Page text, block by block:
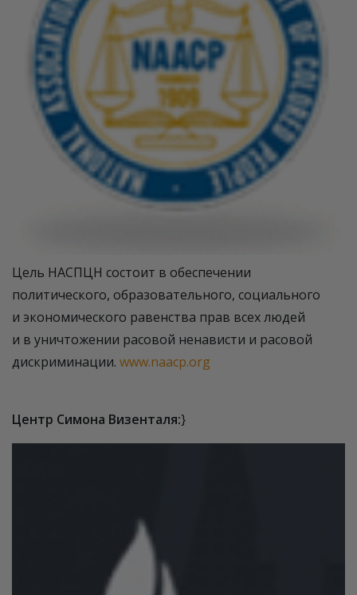
Цель НАСПЦН состоит в обеспечении
политического, образовательного, социального
и экономического равенства прав всех людей
и в уничтожении расовой ненависти и расовой
дискриминации. www.naacp.org
Центр Симона Визенталя:}